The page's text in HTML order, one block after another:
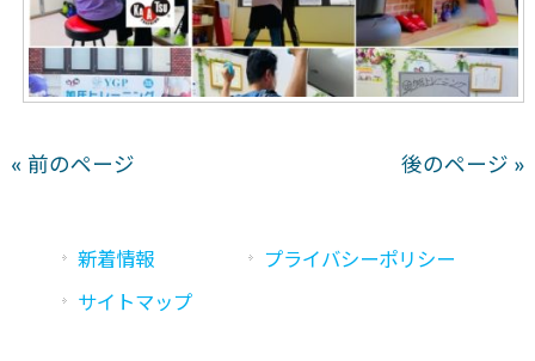
« 前のページ 後のページ »
新着情報
プライバシーポリシー
サイトマップ